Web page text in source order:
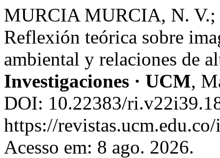
MURCIA MURCIA, N. V.;
Reflexión teórica sobre
ambiental y relaciones de
Investigaciones · UCM,
DOI: 10.22383/
https://
Acesso em: 8 ago. 2026.